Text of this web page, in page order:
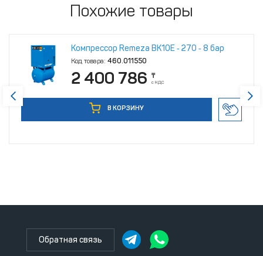
Похожие товары
Компрессор Remeza ВК10Е ‑ 270 ‑ 8 бар
Код товара: 460.011550
2 400 786 ₸
с НДС
В КОРЗИНУ
Обратная связь